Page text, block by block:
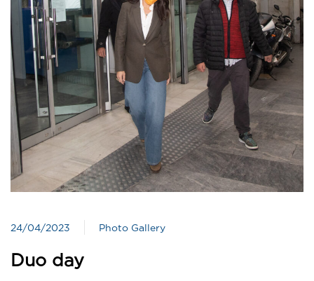
24/04/2023 Photo Gallery
Duo day